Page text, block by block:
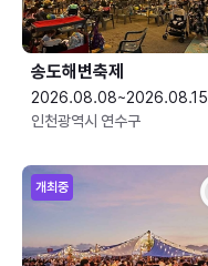
송도해변축제
2026.08.08~2026.08.15
인천광역시 연수구
개최중